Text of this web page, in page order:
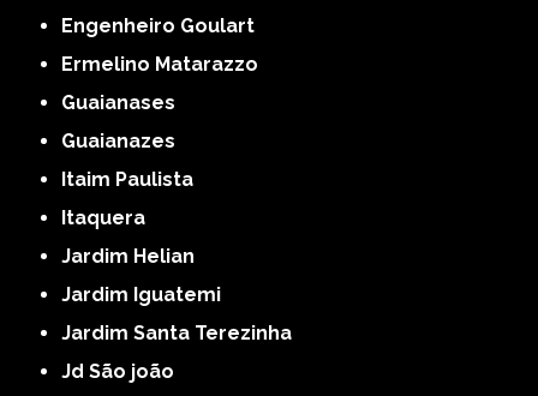
Engenheiro Goulart
Ermelino Matarazzo
Guaianases
Guaianazes
Itaim Paulista
Itaquera
Jardim Helian
Jardim Iguatemi
Jardim Santa Terezinha
Jd São joão